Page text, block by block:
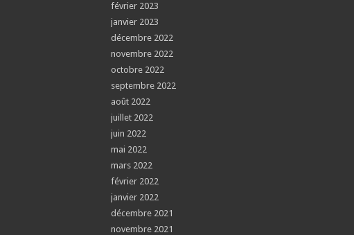
février 2023
janvier 2023
décembre 2022
novembre 2022
octobre 2022
septembre 2022
août 2022
juillet 2022
juin 2022
mai 2022
mars 2022
février 2022
janvier 2022
décembre 2021
novembre 2021